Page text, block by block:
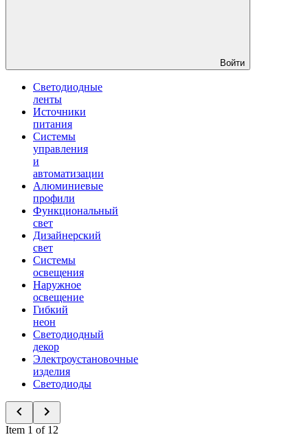
Войти
Светодиодные
ленты
Источники
питания
Системы
управления
и
автоматизации
Алюминиевые
профили
Функциональный
свет
Дизайнерский
свет
Системы
освещения
Наружное
освещение
Гибкий
неон
Светодиодный
декор
Электроустановочные
изделия
Светодиоды
Item 1 of 12